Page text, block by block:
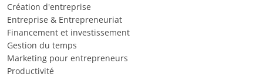
Création d'entreprise
Entreprise & Entrepreneuriat
Financement et investissement
Gestion du temps
Marketing pour entrepreneurs
Productivité